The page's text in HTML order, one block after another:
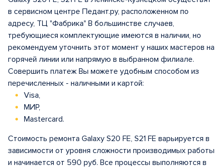
в сервисном центре Педант.ру, расположенном по
адресу, ТЦ "Фабрика" В большинстве случаев,
требующиеся комплектующие имеются в наличии, но
рекомендуем уточнить этот момент у наших мастеров на
горячей линии или напрямую в выбранном филиале.
Совершить платеж Вы можете удобным способом из
перечисленных - наличными и картой:
Visa,
МИР,
Mastercard.
Стоимость ремонта Galaxy S20 FE, S21 FE варьируется в
зависимости от уровня сложности производимых работы
и начинается от 590 руб. Все процессы выполняются в